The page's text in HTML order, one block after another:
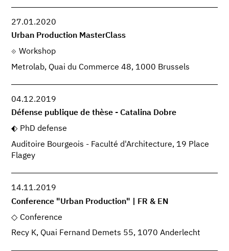
27.01.2020
Urban Production MasterClass
Workshop
Metrolab, Quai du Commerce 48, 1000 Brussels
04.12.2019
Défense publique de thèse - Catalina Dobre
PhD defense
Auditoire Bourgeois - Faculté d'Architecture, 19 Place
Flagey
14.11.2019
Conference "Urban Production" | FR & EN
Conference
Recy K, Quai Fernand Demets 55, 1070 Anderlecht